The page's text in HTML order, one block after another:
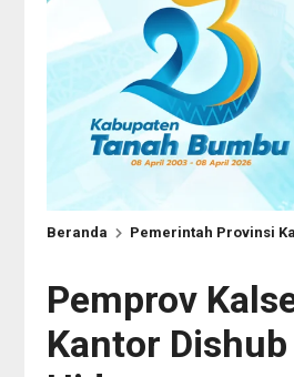
Beranda Pemerintah Provinsi
Pemprov
Kantor